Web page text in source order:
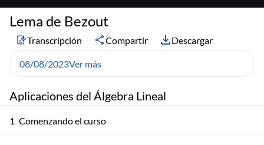
Aplicaciones del Álgebra Lineal
1 Comenzando el curso
Lema de Bezout
Transcripción Compartir Descargar
08/08/2023Ver más